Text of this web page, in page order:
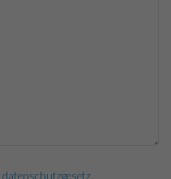
datenschutzgesetz